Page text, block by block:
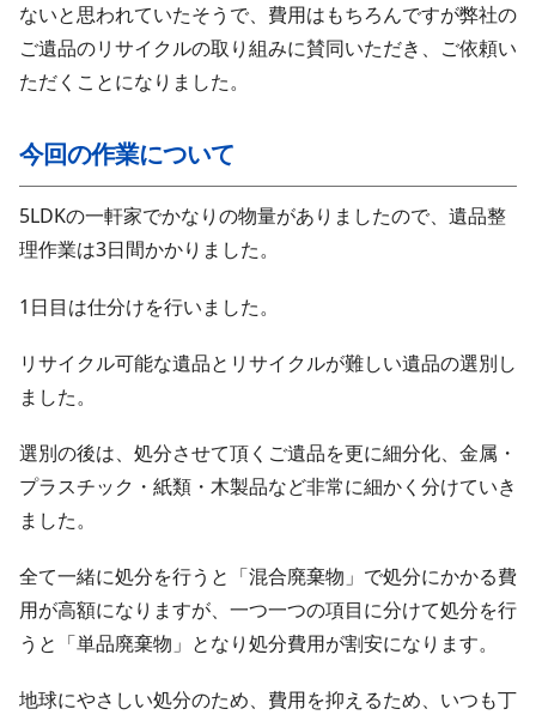
ないと思われていたそうで、費用はもちろんですが弊社の
ご遺品のリサイクルの取り組みに賛同いただき、ご依頼い
ただくことになりました。
今回の作業について
5LDKの一軒家でかなりの物量がありましたので、遺品整
理作業は3日間かかりました。
1日目は仕分けを行いました。
リサイクル可能な遺品とリサイクルが難しい遺品の選別し
ました。
選別の後は、処分させて頂くご遺品を更に細分化、金属・
プラスチック・紙類・木製品など非常に細かく分けていき
ました。
全て一緒に処分を行うと「混合廃棄物」で処分にかかる費
用が高額になりますが、一つ一つの項目に分けて処分を行
うと「単品廃棄物」となり処分費用が割安になります。
地球にやさしい処分のため、費用を抑えるため、いつも丁